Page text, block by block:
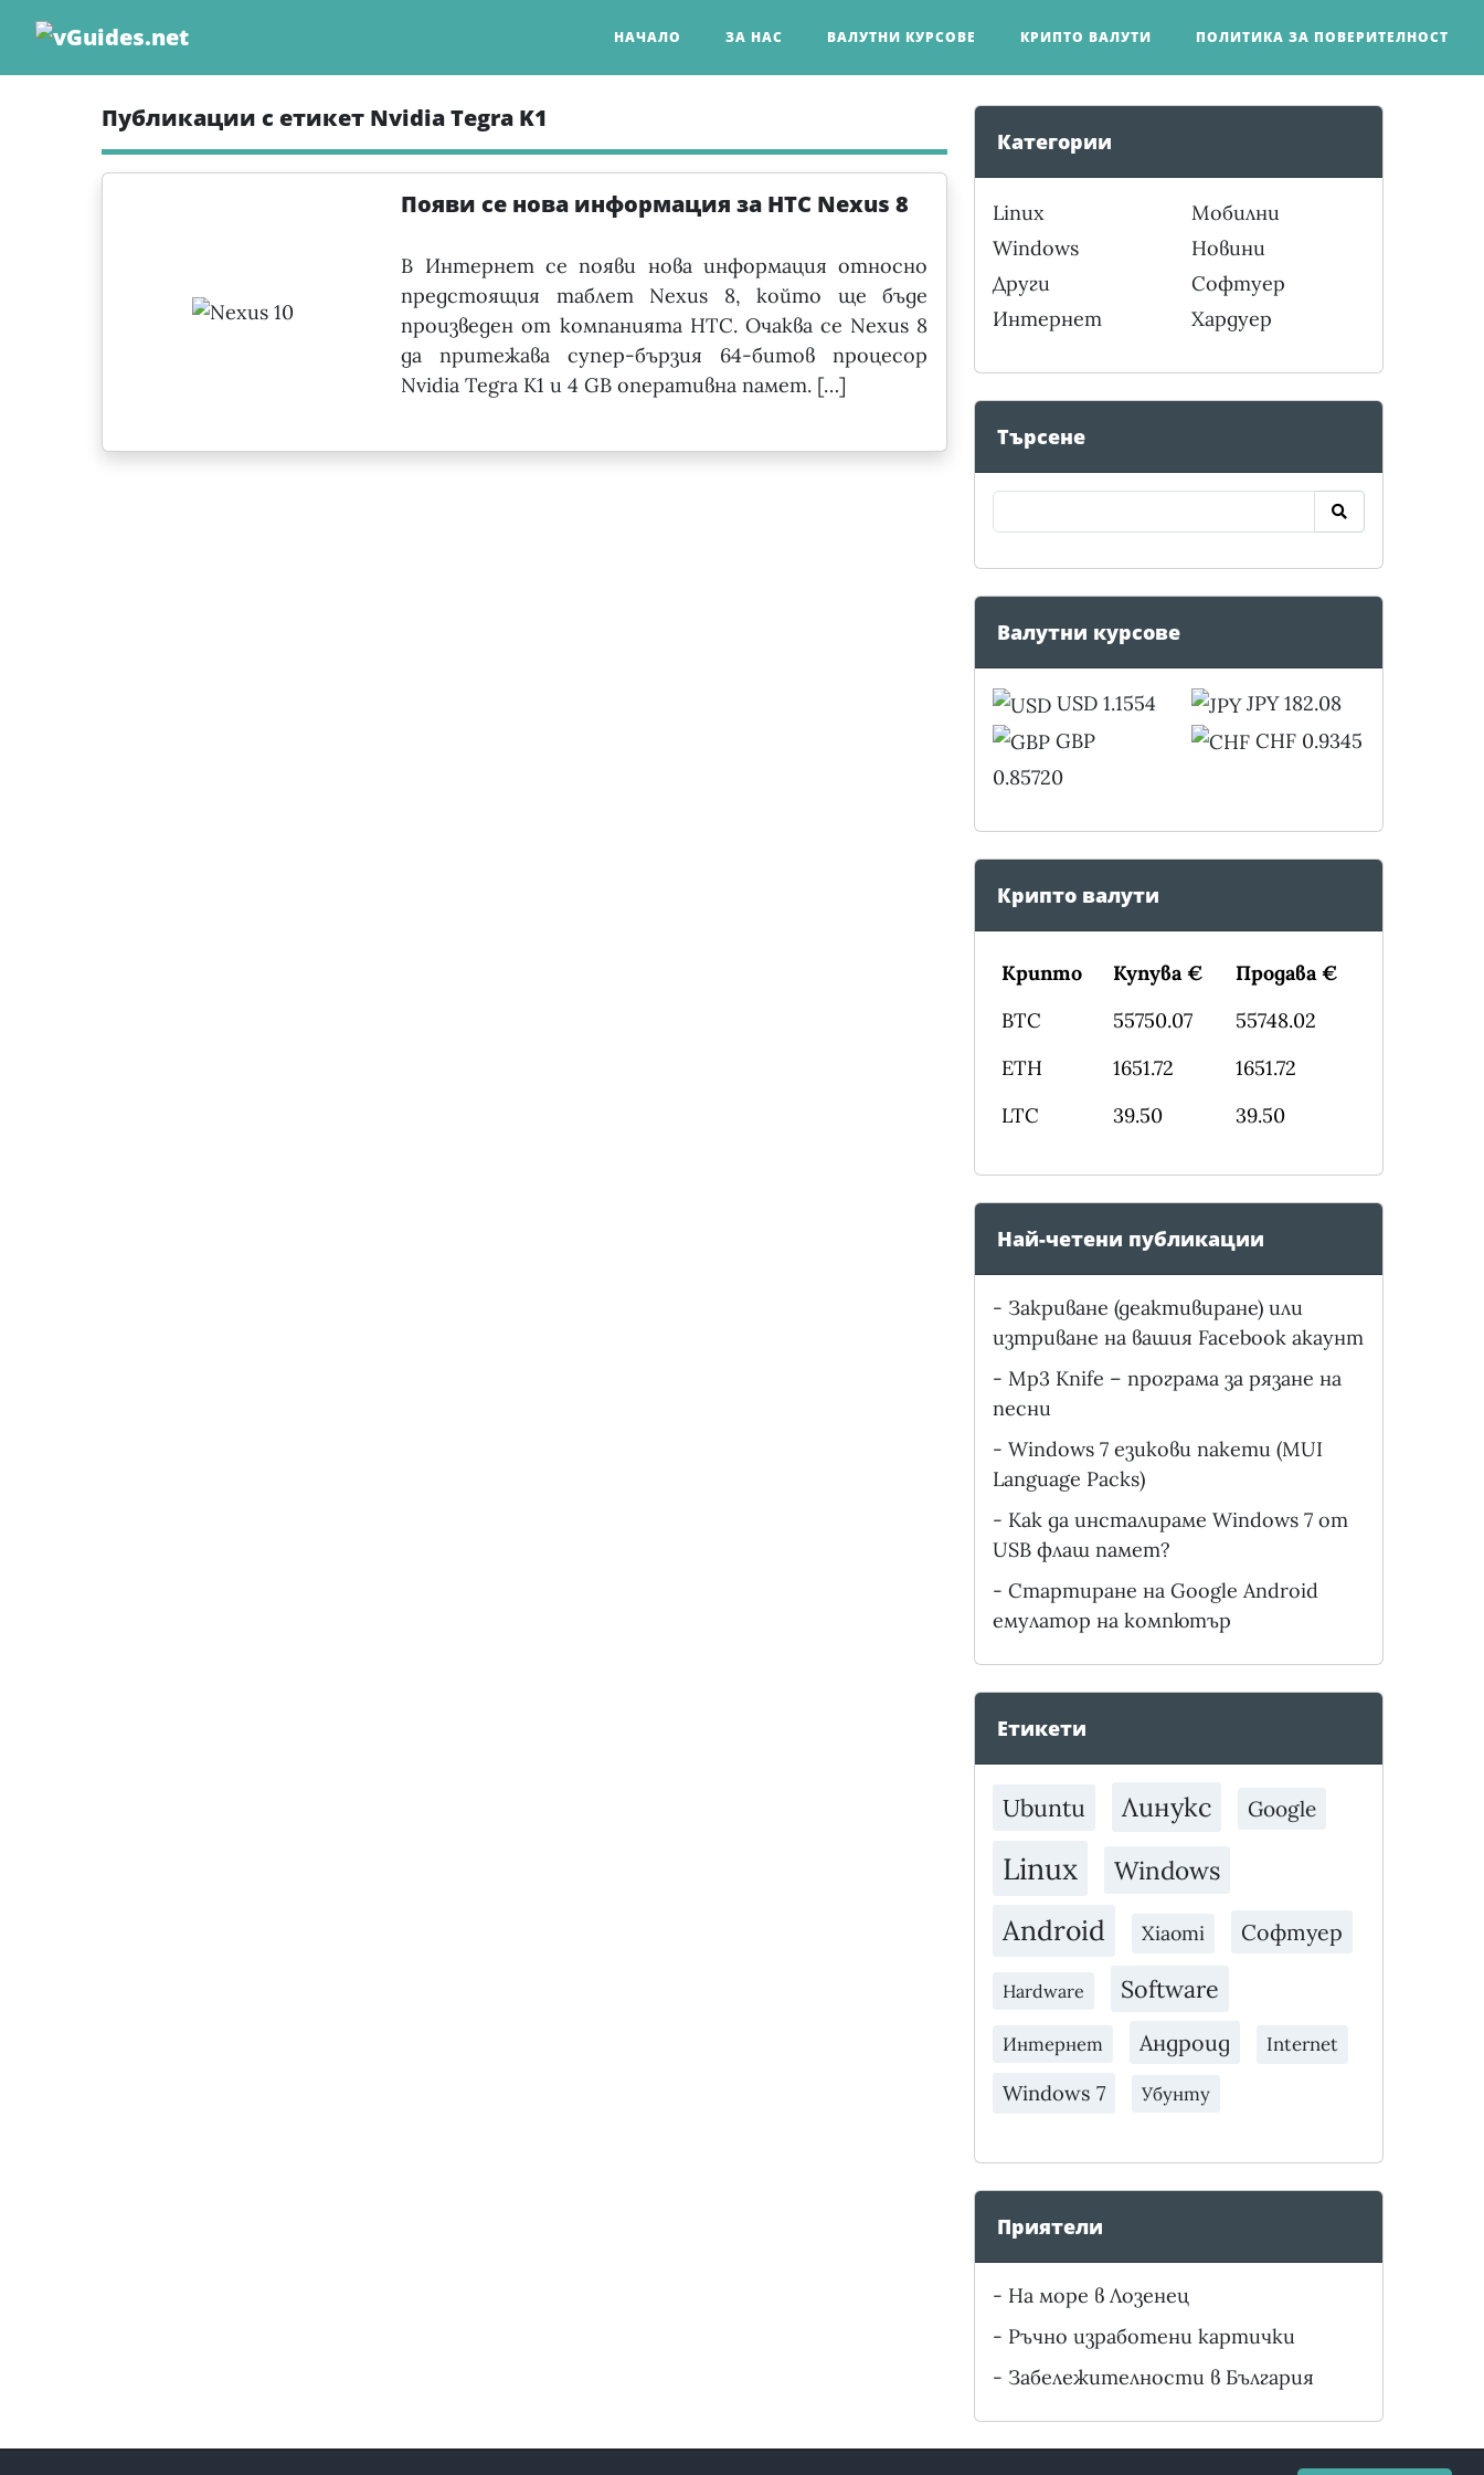
content
НАЧАЛО ЗА НАС ВАЛУТНИ КУРСОВЕ КРИПТО ВАЛУТИ ПОЛИТИКА ЗА ПОВЕРИТЕЛНОСТ
Публикации с етикет Nvidia Tegra K1
Появи се нова информация за HTC Nexus 8
В Интернет се появи нова информация относно
предстоящия таблет Nexus 8, който ще бъде
произведен от компанията HTC. Очаква се Nexus 8
да притежава супер-бързия 64-битов процесор
Nvidia Tegra K1 и 4 GB оперативна памет. […]
Категории
Linux
Windows
Други
Интернет
Мобилни
Новини
Софтуер
Хардуер
Търсене
Валутни курсове
USD 1.1554
GBP
0.85720
JPY 182.08
CHF 0.9345
Крипто валути
Крипто Купува €
Продава €
BTC
55750.07
55748.02
ETH
1651.72
1651.72
LTC
39.50 39.50
Най-четени публикации
- Закриване (деактивиране) или
изтриване на вашия Facebook акаунт
- Mp3 Knife – програма за рязане на
песни
- Windows 7 езикови пакети (MUI
Language Packs)
- Как да инсталираме Windows 7 от
USB флаш памет?
- Стартиране на Google Android
емулатор на компютър
Етикети
Ubuntu Линукс Google
Linux Windows
Android Xiaomi Софтуер
Hardware Software
Интернет Андроид Internet
Windows 7 Убунту
Приятели
- На море в Лозенец
- Ръчно изработени картички
- Забележителности в България